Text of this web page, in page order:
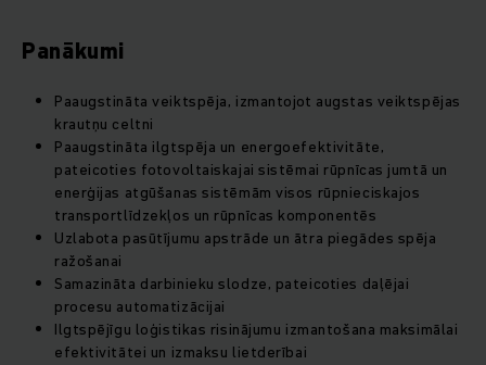
Panākumi
Paaugstināta veiktspēja, izmantojot augstas veiktspējas
krautņu celtni
Paaugstināta ilgtspēja un energoefektivitāte,
pateicoties fotovoltaiskajai sistēmai rūpnīcas jumtā un
enerģijas atgūšanas sistēmām visos rūpnieciskajos
transportlīdzekļos un rūpnīcas komponentēs
Uzlabota pasūtījumu apstrāde un ātra piegādes spēja
ražošanai
Samazināta darbinieku slodze, pateicoties daļējai
procesu automatizācijai
Ilgtspējīgu loģistikas risinājumu izmantošana maksimālai
efektivitātei un izmaksu lietderībai